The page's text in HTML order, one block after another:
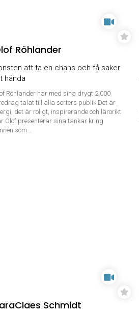
Röhlander
att ta en chans och få saker
hända
Röhlander har med sina drygt 2 000
talat till alla sorters publik Det är
det är roligt, inspirerande och lärorikt
Olof presenterar sina tankar kring
som...
Schmidt